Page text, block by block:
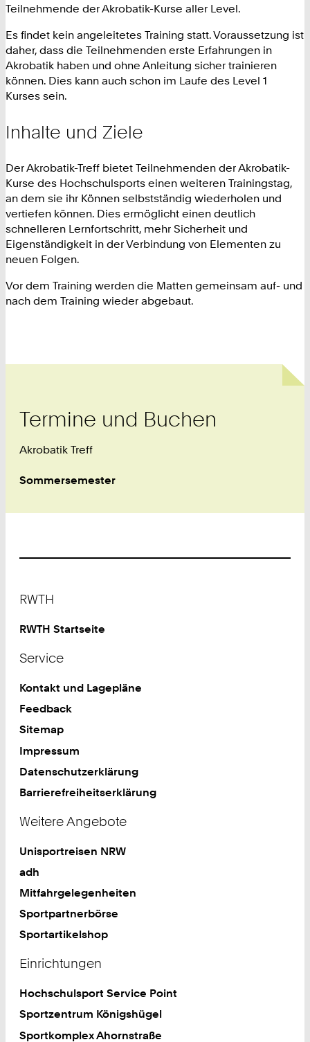
Teilnehmende der Akrobatik-Kurse aller Level.
Es findet kein angeleitetes Training statt. Voraussetzung ist
daher, dass die Teilnehmenden erste Erfahrungen in
Akrobatik haben und ohne Anleitung sicher trainieren
können. Dies kann auch schon im Laufe des Level 1
Kurses sein.
Inhalte und Ziele
Der Akrobatik-Treff bietet Teilnehmenden der Akrobatik-
Kurse des Hochschulsports einen weiteren Trainingstag,
an dem sie ihr Können selbstständig wiederholen und
vertiefen können. Dies ermöglicht einen deutlich
schnelleren Lernfortschritt, mehr Sicherheit und
Eigenständigkeit in der Verbindung von Elementen zu
neuen Folgen.
Vor dem Training werden die Matten gemeinsam auf- und
nach dem Training wieder abgebaut.
Termine und Buchen
Akrobatik Treff
Sommersemester
RWTH
RWTH Startseite
Service
Kontakt und Lagepläne
Feedback
Sitemap
Impressum
Datenschutzerklärung
Barrierefreiheitserklärung
Weitere Angebote
Unisportreisen NRW
adh
Mitfahrgelegenheiten
Sportpartnerbörse
Sportartikelshop
Einrichtungen
Hochschulsport Service Point
Sportzentrum Königshügel
Sportkomplex Ahornstraße